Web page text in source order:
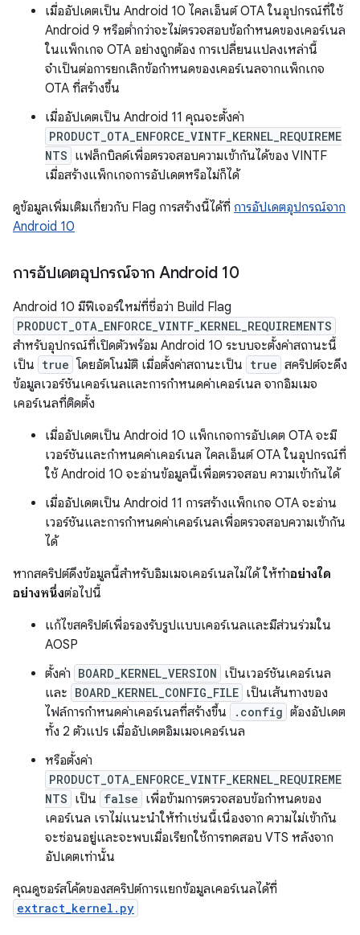
เมื่ออัปเดตเป็น Android 10 ไคลเอ็นต์ OTA ในอุปกรณ์ที่ใช้
Android 9 หรือต่ำกว่าจะไม่ตรวจสอบข้อกำหนดของเคอร์เนล
ในแพ็กเกจ OTA อย่างถูกต้อง การเปลี่ยนแปลงเหล่านี้
จำเป็นต่อการยกเลิกข้อกำหนดของเคอร์เนลจากแพ็กเกจ
OTA ที่สร้างขึ้น
เมื่ออัปเดตเป็น Android 11 คุณจะตั้งค่า
PRODUCT_OTA_ENFORCE_VINTF_KERNEL_REQUIREME
NTS แฟล็กบิลด์เพื่อตรวจสอบความเข้ากันได้ของ VINTF
เมื่อสร้างแพ็กเกจการอัปเดตหรือไม่ก็ได้
ดูข้อมูลเพิ่มเติมเกี่ยวกับ Flag การสร้างนี้ได้ที่ การอัปเดตอุปกรณ์จาก
Android 10
การอัปเดตอุปกรณ์จาก Android 10
Android 10 มีฟีเจอร์ใหม่ที่ชื่อว่า Build Flag
PRODUCT_OTA_ENFORCE_VINTF_KERNEL_REQUIREMENTS
สำหรับอุปกรณ์ที่เปิดตัวพร้อม Android 10 ระบบจะตั้งค่าสถานะนี้
เป็น true โดยอัตโนมัติ เมื่อตั้งค่าสถานะเป็น true สคริปต์จะดึง
ข้อมูลเวอร์ชันเคอร์เนลและการกำหนดค่าเคอร์เนล จากอิมเมจ
เคอร์เนลที่ติดตั้ง
เมื่ออัปเดตเป็น Android 10 แพ็กเกจการอัปเดต OTA จะมี
เวอร์ชันและกำหนดค่าเคอร์เนล ไคลเอ็นต์ OTA ในอุปกรณ์ที่
ใช้ Android 10 จะอ่านข้อมูลนี้เพื่อตรวจสอบ ความเข้ากันได้
เมื่ออัปเดตเป็น Android 11 การสร้างแพ็กเกจ OTA จะอ่าน
เวอร์ชันและการกำหนดค่าเคอร์เนลเพื่อตรวจสอบความเข้ากัน
ได้
หากสคริปต์ดึงข้อมูลนี้สำหรับอิมเมจเคอร์เนลไม่ได้ ให้ทำอย่างใด
อย่างหนึ่งต่อไปนี้
แก้ไขสคริปต์เพื่อรองรับรูปแบบเคอร์เนลและมีส่วนร่วมใน
AOSP
ตั้งค่า BOARD_KERNEL_VERSION เป็นเวอร์ชันเคอร์เนล
และ BOARD_KERNEL_CONFIG_FILE เป็นเส้นทางของ
ไฟล์การกำหนดค่าเคอร์เนลที่สร้างขึ้น
.config ต้องอัปเดต
ทั้ง 2 ตัวแปร เมื่ออัปเดตอิมเมจเคอร์เนล
หรือตั้งค่า
PRODUCT_OTA_ENFORCE_VINTF_KERNEL_REQUIREME
NTS เป็น false เพื่อข้ามการตรวจสอบข้อกำหนดของ
เคอร์เนล เราไม่แนะนําให้ทําเช่นนี้เนื่องจาก ความไม่เข้ากัน
จะซ่อนอยู่และจะพบเมื่อเรียกใช้การทดสอบ VTS หลังจาก
อัปเดตเท่านั้น
คุณดูซอร์สโค้ดของสคริปต์การแยกข้อมูลเคอร์เนลได้ที่
extract_kernel.py